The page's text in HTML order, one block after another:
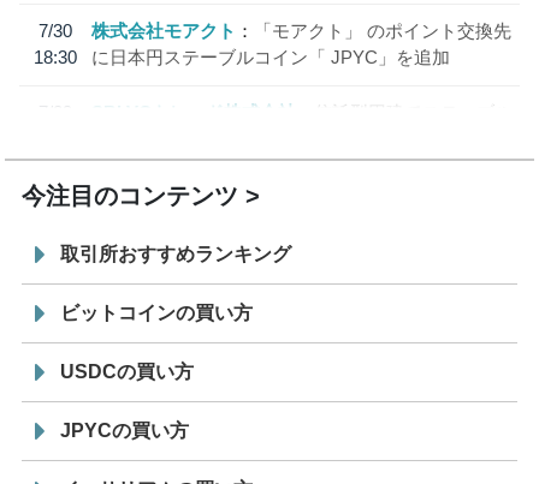
7/30
18:30
株式会社モアクト
「モアクト」 のポイント交換先
に日本円ステーブルコイン「 JPYC」を追加
7/29
SBI VCトレード株式会社
信託型円建てステーブル
今注目のコンテンツ
取引所おすすめランキング
ビットコインの買い方
USDCの買い方
JPYCの買い方